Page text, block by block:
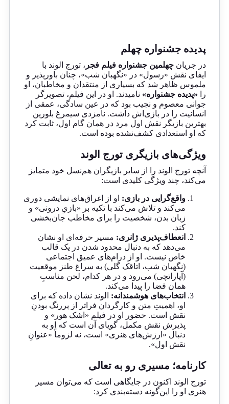
پدیده جشنواره چهلم
در جریانچهلمین جشنواره فیلم فجر ، تورج الوند با
ایفای نقش «رسول» در «نگهبان شب»، چنان باورپذیر و
ملموس ظاهر شد که بسیاری از منتقدان و مخاطبان، او
را «پدیده جشنواره» نامیدند. او در این فیلم، تصویرگر
جوانی معصوم و نجیب بود که در عین سادگی، عمقی از
انسانیت را در بازی‌اش داشت. نامزدی سیمرغ بلورین
بهترین بازیگر نقش اول مرد در همان گام اول، ثابت کرد
که او استعدادی کشف‌نشده بوده است.
ویژگی‌های بازیگری تورج الوند
آنچه تورج الوند را از سایر بازیگران هم‌نسل خود متمایز
می‌کند، چند ویژگی کلیدی است:
واقع‌گرایی در بازی: او از اغراق‌های نمایشی دوری
می‌کند و تلاش می‌کند با تکیه بر «بازیِ درونی» و
زبان بدن، شخصیت را برای مخاطب جان‌بخشی
کند.
انعطاف‌پذیری ژانری: مسیر حرفه‌ای او نشان
می‌دهد که به دنبال محدود شدن در یک قالب
خاص نیست. او از درام‌های عمیق اجتماعی
(نگهبان شب، اتاقک گلی) به سراغ طنز موقعیت
(آپاراتچی) می‌رود و در هر کدام، لحن مناسبِ
همان فضا را پیدا می‌کند.
انتخاب‌های هوشمندانه: الوند نشان داده که برای
او، اهمیتِ متن و کارگردان فراتر از پررنگ بودنِ
نقش است. حضور او در فیلم «اشک هور» و
پذیرش نقش مکمل، گویای آن است که او به
دنبال «ارزش‌های هنری» است، نه لزوماً «عنوانِ
نقش اول».
کارنامه؛ مسیری رو به تعالی
تورج الوند اکنون در جایگاهی است که می‌توان مسیر
هنری او را این‌گونه دسته‌بندی کرد: